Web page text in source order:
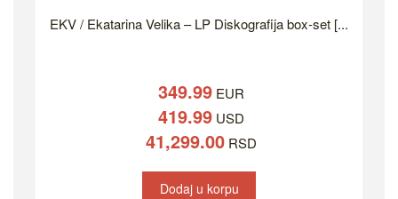
EKV / Ekatarina Velika – LP Diskografija box-set [...
349.99 EUR
419.99 USD
41,299.00 RSD
Dodaj u korpu